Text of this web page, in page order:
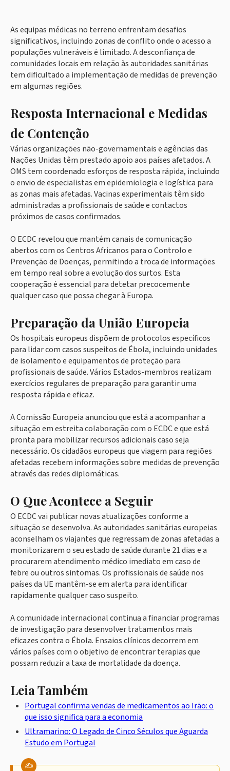
As equipas médicas no terreno enfrentam desafios
significativos, incluindo zonas de conflito onde o acesso a
populações vulneráveis é limitado. A desconfiança de
comunidades locais em relação às autoridades sanitárias
tem dificultado a implementação de medidas de prevenção
em algumas regiões.
Resposta Internacional e Medidas
de Contenção
Várias organizações não-governamentais e agências das
Nações Unidas têm prestado apoio aos países afetados. A
OMS tem coordenado esforços de resposta rápida, incluindo
o envio de especialistas em epidemiologia e logística para
as zonas mais afetadas. Vacinas experimentais têm sido
administradas a profissionais de saúde e contactos
próximos de casos confirmados.
O ECDC revelou que mantém canais de comunicação
abertos com os Centros Africanos para o Controlo e
Prevenção de Doenças, permitindo a troca de informações
em tempo real sobre a evolução dos surtos. Esta
cooperação é essencial para detetar precocemente
qualquer caso que possa chegar à Europa.
Preparação da União Europeia
Os hospitais europeus dispõem de protocolos específicos
para lidar com casos suspeitos de Ébola, incluindo unidades
de isolamento e equipamentos de proteção para
profissionais de saúde. Vários Estados-membros realizam
exercícios regulares de preparação para garantir uma
resposta rápida e eficaz.
A Comissão Europeia anunciou que está a acompanhar a
situação em estreita colaboração com o ECDC e que está
pronta para mobilizar recursos adicionais caso seja
necessário. Os cidadãos europeus que viagem para regiões
afetadas recebem informações sobre medidas de prevenção
através das redes diplomáticas.
O Que Acontece a Seguir
O ECDC vai publicar novas atualizações conforme a
situação se desenvolva. As autoridades sanitárias europeias
aconselham os viajantes que regressam de zonas afetadas a
monitorizarem o seu estado de saúde durante 21 dias e a
procurarem atendimento médico imediato em caso de
febre ou outros sintomas. Os profissionais de saúde nos
países da UE mantêm-se em alerta para identificar
rapidamente qualquer caso suspeito.
A comunidade internacional continua a financiar programas
de investigação para desenvolver tratamentos mais
eficazes contra o Ébola. Ensaios clínicos decorrem em
vários países com o objetivo de encontrar terapias que
possam reduzir a taxa de mortalidade da doença.
Leia Também
Portugal confirma vendas de medicamentos ao Irão: o
que isso significa para a economia
Ultramarino: O Legado de Cinco Séculos que Aguarda
Estudo em Portugal